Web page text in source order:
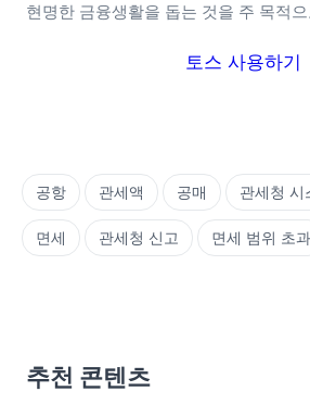
현명한 금융생활을 돕는 것을 주 목적
토스 사용하기
공항 관세액 공매 관세청 시
면세 관세청 신고 면세 범위 초과
추천 콘텐츠